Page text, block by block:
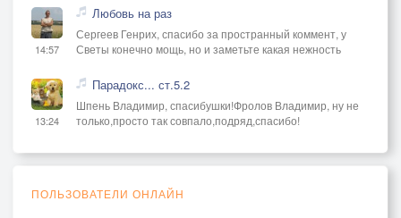
14:57
Любовь на раз
Сергеев Генрих, спасибо за пространный коммент, у
Светы конечно мощь, но и заметьте какая нежность
13:24
Парадокс... ст.5.2
Шпень Владимир, спасибушки!Фролов Владимир, ну не
только,просто так совпало,подряд,спасибо!
ПОЛЬЗОВАТЕЛИ ОНЛАЙН